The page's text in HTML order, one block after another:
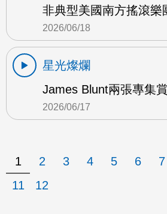
非典型美國南方搖滾樂
2026/06/18
星光燦爛
James Blunt兩張專集
2026/06/17
1 2 3 4 5 6 7
11
12